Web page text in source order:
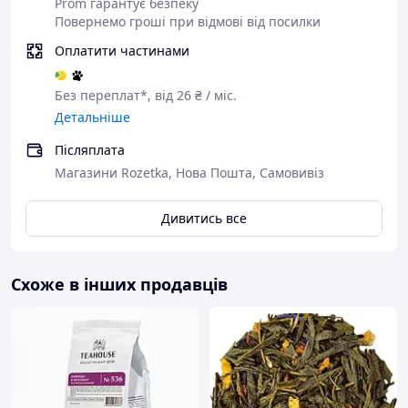
Чому варто купити Чжен Шань Сяо Чжун у
Якісний органічний чай за доступною ціною;
Автентичний димний аромат і багатий смак;
Ідеальний вибір для щоденних чаювань;
Гарантія свіжості та якісне пакування;
Швидка доставка по всій Україні та можливість
самовивозу в Києві;
Професійна підтримка і консультації щодо
вибору чаю.
Повернемо гроші при відмові від посилки
Оплатити частинами
Без переплат*, від 26 ₴ / міс.
Детальніше
Післяплата
Магазини Rozetka, Нова Пошта, Самовивіз
Дивитись все
Схоже в інших продавців